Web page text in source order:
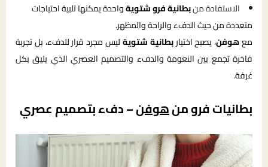
الاستفادة منبطانية فرو شتويةواحدة يمكنها تلبية احتياجات
متعددة من حيث الدفء والراحة والمظهر.
معهوفن، يصبح اختياربطانية شتويةليس مجرد قرار للدفء، بل تجربة
فاخرة تجمع بين النعومة والدفء والتصميم العصري الذي يليق بكل
غرفة.
بطانيات فرو منهوفن– دفء بتصميم عصري